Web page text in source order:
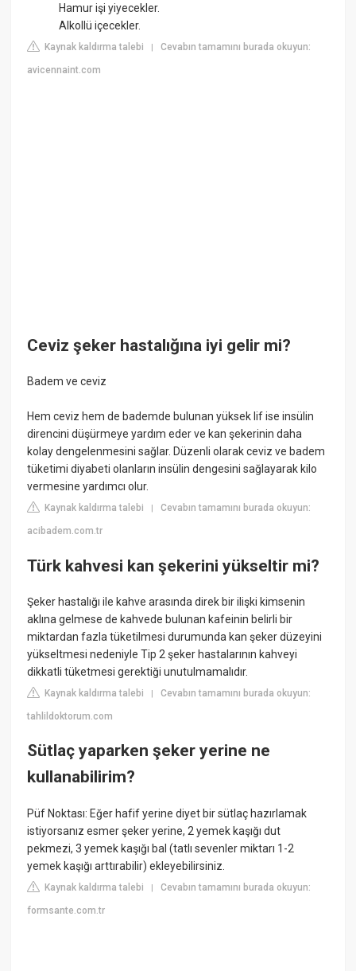
Hamur işi yiyecekler.
Alkollü içecekler.
Kaynak kaldırma talebi |Cevabın tamamını burada okuyun:
avicennaint.com
Ceviz şeker hastalığına iyi gelir mi?
Badem ve ceviz
Hem ceviz hem de bademde bulunan yüksek lif ise insülin
direncini düşürmeye yardım eder ve kan şekerinin daha
kolay dengelenmesini sağlar. Düzenli olarak ceviz ve badem
tüketimi diyabeti olanların insülin dengesini sağlayarak kilo
vermesine yardımcı olur.
Kaynak kaldırma talebi |Cevabın tamamını burada okuyun:
acibadem.com.tr
Türk kahvesi kan şekerini yükseltir mi?
Şeker hastalığı ile kahve arasında direk bir ilişki kimsenin
aklına gelmese de kahvede bulunan kafeinin belirli bir
miktardan fazla tüketilmesi durumunda kan şeker düzeyini
yükseltmesi nedeniyle Tip 2 şeker hastalarının kahveyi
dikkatli tüketmesi gerektiği unutulmamalıdır.
Kaynak kaldırma talebi |Cevabın tamamını burada okuyun:
tahlildoktorum.com
Sütlaç yaparken şeker yerine ne
kullanabilirim?
Püf Noktası: Eğer hafif yerine diyet bir sütlaç hazırlamak
istiyorsanız esmer şeker yerine, 2 yemek kaşığı dut
pekmezi, 3 yemek kaşığı bal (tatlı sevenler miktarı 1-2
yemek kaşığı arttırabilir) ekleyebilirsiniz.
Kaynak kaldırma talebi |Cevabın tamamını burada okuyun:
formsante.com.tr